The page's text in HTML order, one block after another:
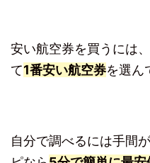
安い航空券を買うには
て1番安い航空券を選ん
自分で調べるには手間